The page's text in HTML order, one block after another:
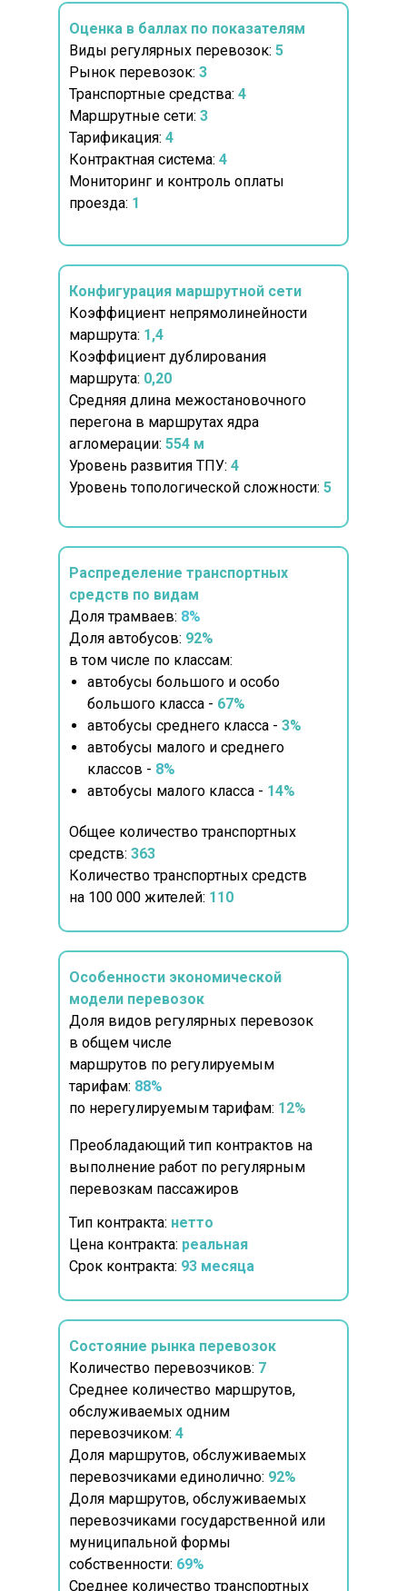
Оценка в баллах по показателям
Виды регулярных перевозок: 5
Рынок перевозок: 3
Транспортные средства: 4
Маршрутные сети: 3
Тарификация: 4
Контрактная система: 4
Мониторинг и контроль оплаты
проезда: 1
Конфигурация маршрутной сети
Коэффициент непрямолинейности
маршрута: 1,4
Коэффициент дублирования
маршрута: 0,20
Средняя длина межостановочного
перегона в маршрутах ядра
агломерации: 554 м
Уровень развития ТПУ: 4
Уровень топологической сложности: 5
Распределение транспортных
средств по видам
Доля трамваев: 8%
Доля автобусов: 92%
в том числе по классам:
автобусы большого и особо
большого класса - 67%
автобусы среднего класса - 3%
автобусы малого и среднего
классов - 8%
автобусы малого класса - 14%
Общее количество транспортных
средств: 363
Количество транспортных средств
на 100 000 жителей: 110
Особенности экономической
модели перевозок
Доля видов регулярных перевозок
в общем числе
маршрутов по регулируемым
тарифам: 88%
по нерегулируемым тарифам: 12%
Состояние рынка перевозок
Количество перевозчиков: 7
Среднее количество маршрутов,
обслуживаемых одним
перевозчиком: 4
Доля маршрутов, обслуживаемых
перевозчиками единолично: 92%
Доля маршрутов, обслуживаемых
перевозчиками государственной или
муниципальной формы
собственности: 69%
Среднее количество транспортных
Преобладающий тип контрактов на
выполнение работ по регулярным
перевозкам пассажиров
Тип контракта: нетто
Цена контракта: реальная
Срок контракта: 93 месяца